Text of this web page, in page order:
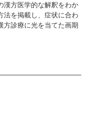
漢方医学的な解釈をわか
法を掲載し、症状に合わ
方診療に光を当てた画期